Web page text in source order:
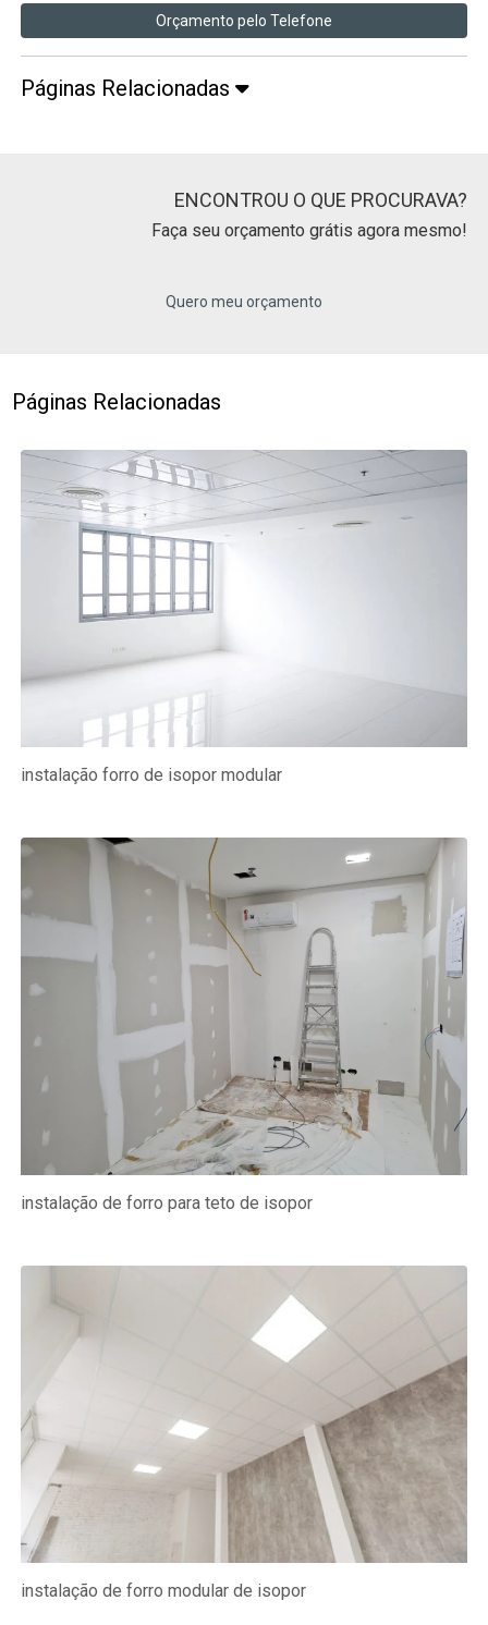
Orçamento pelo Telefone
Páginas Relacionadas
ENCONTROU O QUE PROCURAVA?
Faça seu orçamento grátis agora mesmo!
Quero meu orçamento
Páginas Relacionadas
instalação forro de isopor modular
instalação de forro para teto de isopor
instalação de forro modular de isopor